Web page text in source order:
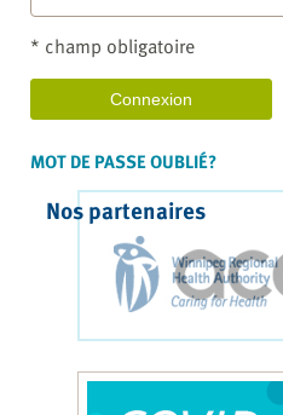
* champ obligatoire
MOT DE PASSE OUBLIÉ?
Nos partenaires